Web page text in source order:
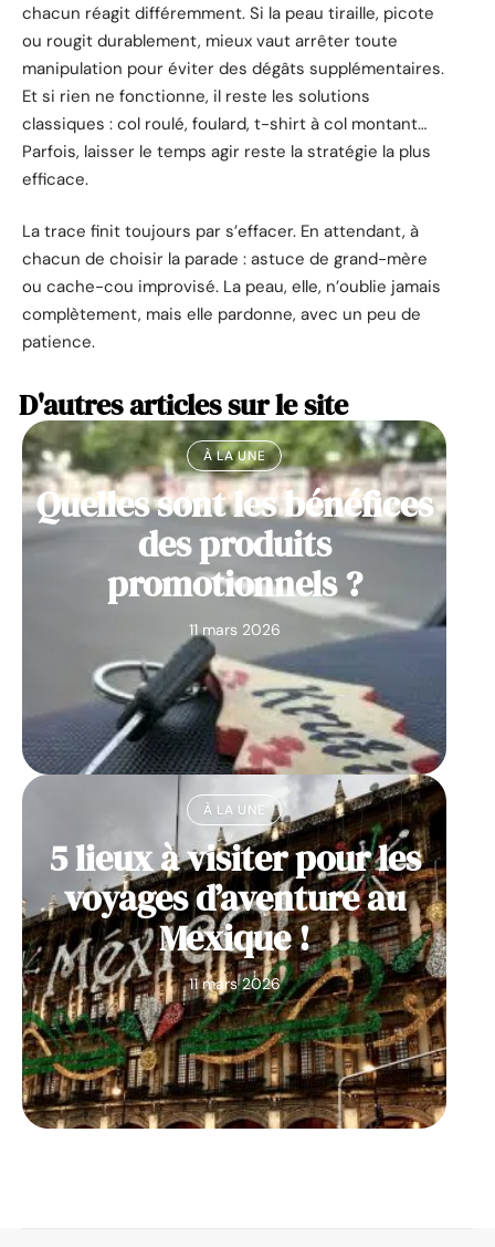
chacun réagit différemment. Si la peau tiraille, picote
ou rougit durablement, mieux vaut arrêter toute
manipulation pour éviter des dégâts supplémentaires.
Et si rien ne fonctionne, il reste les solutions
classiques : col roulé, foulard, t-shirt à col montant…
Parfois, laisser le temps agir reste la stratégie la plus
efficace.
La trace finit toujours par s’effacer. En attendant, à
chacun de choisir la parade : astuce de grand-mère
ou cache-cou improvisé. La peau, elle, n’oublie jamais
complètement, mais elle pardonne, avec un peu de
patience.
D'autres articles sur le site
À LA UNE
Quelles sont les bénéfices
des produits
promotionnels ?
11 mars 2026
À LA UNE
5 lieux à visiter pour les
voyages d’aventure au
Mexique !
11 mars 2026